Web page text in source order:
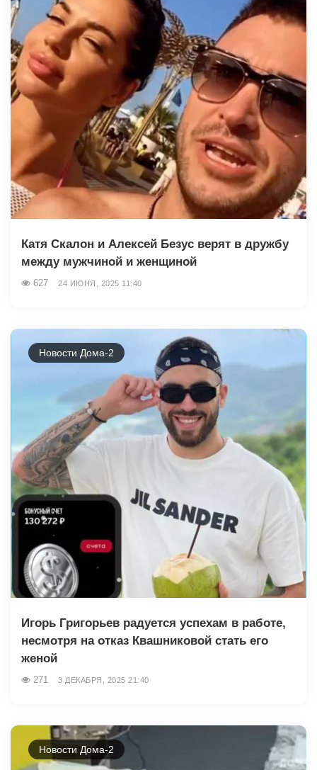
Катя Скалон и Алексей Безус верят в дружбу
между мужчиной и женщиной
627 24 ИЮНЯ, 2025 11:40
Новости Дома-2
Игорь Григорьев радуется успехам в работе,
несмотря на отказ Квашниковой стать его
женой
271 3 ДЕКАБРЯ, 2025 21:40
Новости Дома-2